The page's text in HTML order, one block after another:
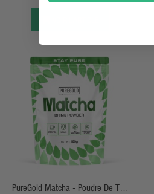
APERÇU RAPIDE
PureGold Matcha - Poudre De Thé